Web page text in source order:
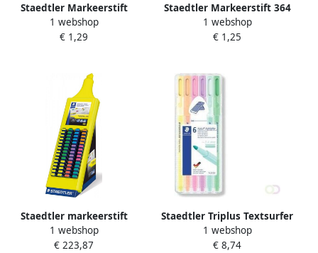
Staedtler Markeerstift
Textsurfer Classic
turkoois(copy safe )
1 webshop
€ 1,29
Staedtler Markeerstift 364
Textsurfer rood
1 webshop
€ 1,25
Staedtler markeerstift
Textsurfer Classic display
van 200 stuks
1 webshop
€ 223,87
Staedtler Triplus Textsurfer
opstelbare box van 6
kleuren
1 webshop
€ 8,74